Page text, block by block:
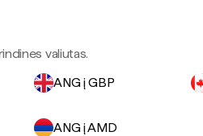
valiutas.
ANG į GBP
ANG į AMD